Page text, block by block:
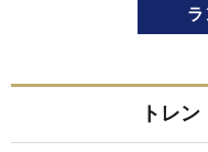
トレ